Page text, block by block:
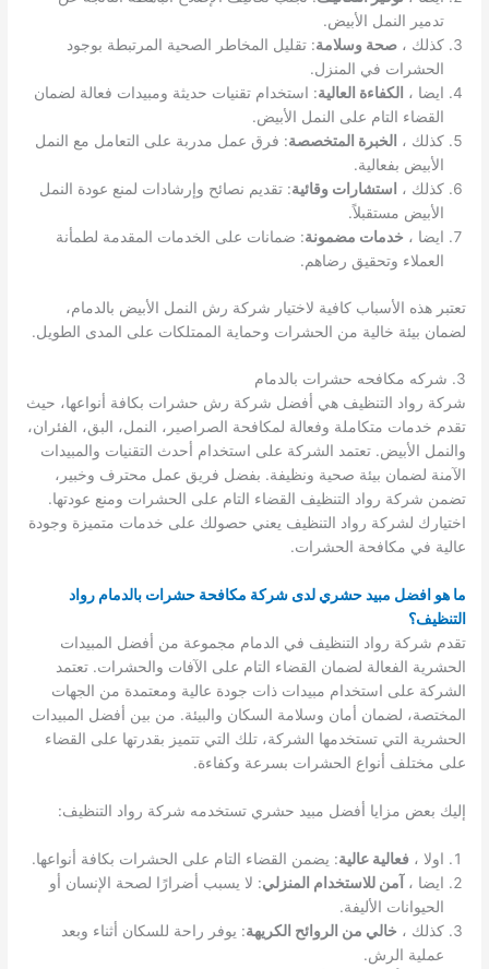
تدمير النمل الأبيض.
كذلك ،صحة وسلامة: تقليل المخاطر الصحية المرتبطة بوجود
الحشرات في المنزل.
ايضا ، الكفاءة العالية: استخدام تقنيات حديثة ومبيدات فعالة لضمان
القضاء التام على النمل الأبيض.
كذلك ، الخبرة المتخصصة: فرق عمل مدربة على التعامل مع النمل
الأبيض بفعالية.
كذلك ،
استشارات وقائية: تقديم نصائح وإرشادات لمنع عودة النمل
الأبيض مستقبلاً.
ايضا ، خدمات مضمونة: ضمانات على الخدمات المقدمة لطمأنة
العملاء وتحقيق رضاهم.
تعتبر هذه الأسباب كافية لاختيار شركة رش النمل الأبيض بالدمام،
لضمان بيئة خالية من الحشرات وحماية الممتلكات على المدى الطويل.
3. شركه مكافحه حشرات بالدمام
شركة رواد التنظيف هي أفضل شركة رش حشرات بكافة أنواعها، حيث
تقدم خدمات متكاملة وفعالة لمكافحة الصراصير، النمل، البق، الفئران،
والنمل الأبيض. تعتمد الشركة على استخدام أحدث التقنيات والمبيدات
الآمنة لضمان بيئة صحية ونظيفة. بفضل فريق عمل محترف وخبير،
تضمن شركة رواد التنظيف القضاء التام على الحشرات ومنع عودتها.
اختيارك لشركة رواد التنظيف يعني حصولك على خدمات متميزة وجودة
عالية في مكافحة الحشرات.
ما هو افضل مبيد حشري لدى شركة مكافحة حشرات بالدمام رواد
التنظيف؟
تقدم شركة رواد التنظيف في الدمام مجموعة من أفضل المبيدات
الحشرية الفعالة لضمان القضاء التام على الآفات والحشرات. تعتمد
الشركة على استخدام مبيدات ذات جودة عالية ومعتمدة من الجهات
المختصة، لضمان أمان وسلامة السكان والبيئة. من بين أفضل المبيدات
الحشرية التي تستخدمها الشركة، تلك التي تتميز بقدرتها على القضاء
على مختلف أنواع الحشرات بسرعة وكفاءة.
إليك بعض مزايا أفضل مبيد حشري تستخدمه شركة رواد التنظيف:
اولا ،فعالية عالية: يضمن القضاء التام على الحشرات بكافة أنواعها.
ايضا ،
آمن للاستخدام المنزلي: لا يسبب أضرارًا لصحة الإنسان أو
الحيوانات الأليفة.
كذلك ، خالي من الروائح الكريهة: يوفر راحة للسكان أثناء وبعد
عملية الرش.